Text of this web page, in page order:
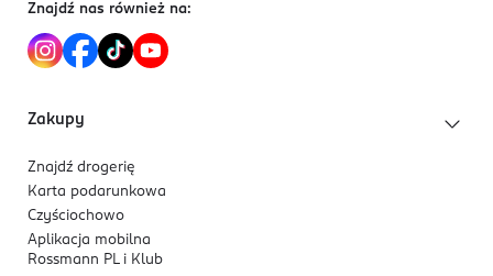
Znajdź nas również na:
Zakupy
Znajdź drogerię
Karta podarunkowa
Czyściochowo
Aplikacja mobilna
Rossmann PL i Klub